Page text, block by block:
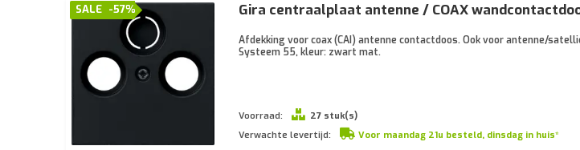
-57%
SALE Gira centraalplaat antenne / COAX
Afdekking voor coax (CAI) antenne contactdoos. Ook voor antenne/
Systeem 55, kleur: zwart mat.
Voorraad:
27 stuk(s)
Verwachte levertijd:
Voor maandag 21u besteld, dinsdag in huis*